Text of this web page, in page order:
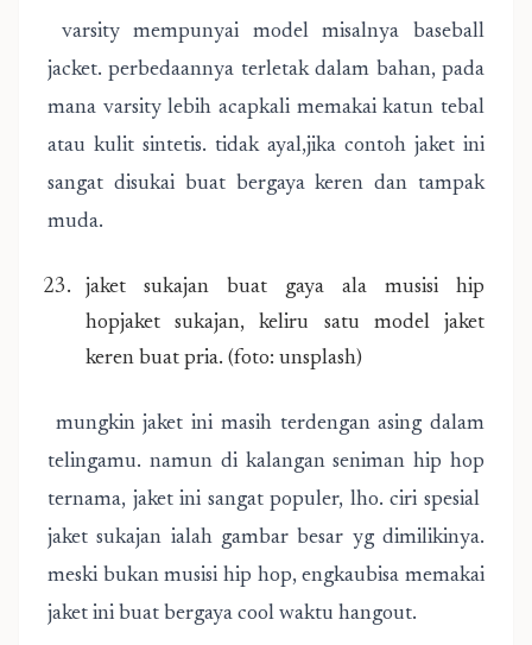
varsity mempunyai model misalnya baseball
jacket. perbedaannya terletak dalam bahan, pada
mana varsity lebih acapkali memakai katun tebal
atau kulit sintetis. tidak ayal,jika contoh jaket ini
sangat disukai buat bergaya keren dan tampak
muda.
jaket sukajan buat gaya ala musisi hip
hopjaket sukajan, keliru satu model jaket
keren buat pria. (foto: unsplash)
mungkin jaket ini masih terdengan asing dalam
telingamu. namun di kalangan seniman hip hop
ternama, jaket ini sangat populer, lho. ciri spesial
jaket sukajan ialah gambar besar yg dimilikinya.
meski bukan musisi hip hop, engkaubisa memakai
jaket ini buat bergaya cool waktu hangout.